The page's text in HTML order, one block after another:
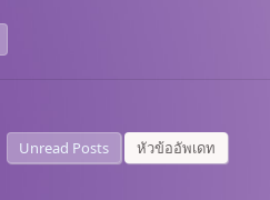
Unread Posts หัวข้ออัพเดท